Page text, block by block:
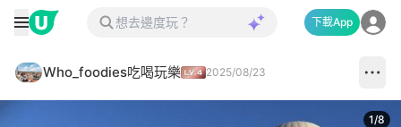
下載App
Who_foodies吃喝玩樂 2025/08/23
1/8